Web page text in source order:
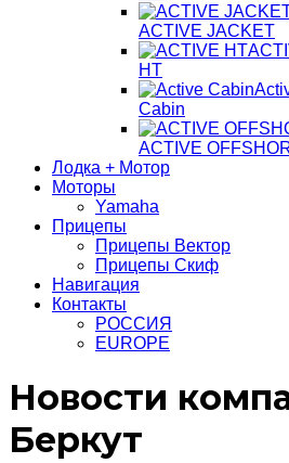
ACTIVE JACKET
HT
Cabin
ACTIVE
Лодка + Мотор
Моторы
Yamaha
Прицепы
Прицепы Вектор
Прицепы Скиф
Навигация
Контакты
РОССИЯ
EUROPE
Новости
Беркут